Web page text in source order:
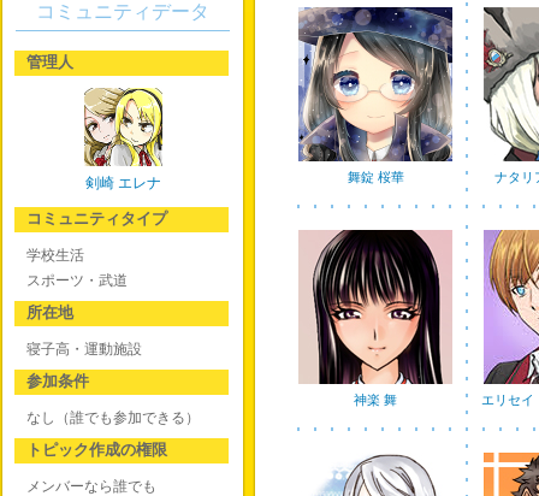
舞錠 桜華 ナタリ
神楽 舞 エリセイ
コミュニティデータ
管理人
剣崎 エレナ
コミュニティタイプ
学校生活
スポーツ・武道
所在地
寝子高・運動施設
参加条件
なし（誰でも参加できる）
トピック作成の権限
メンバーなら誰でも